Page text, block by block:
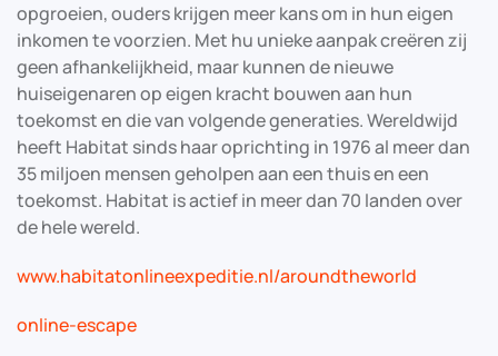
opgroeien, ouders krijgen meer kans om in hun eigen
inkomen te voorzien. Met hu unieke aanpak creëren zij
geen afhankelijkheid, maar kunnen de nieuwe
huiseigenaren op eigen kracht bouwen aan hun
toekomst en die van volgende generaties. Wereldwijd
heeft Habitat sinds haar oprichting in 1976 al meer dan
35 miljoen mensen geholpen aan een thuis en een
toekomst. Habitat is actief in meer dan 70 landen over
de hele wereld.
www.habitatonlineexpeditie.nl/aroundtheworld
online-escape